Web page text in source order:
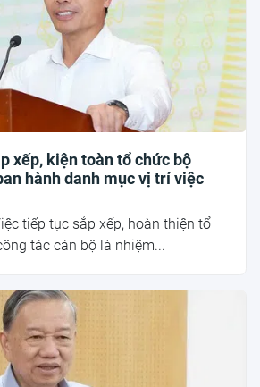
xếp, kiện toàn tổ chức bộ
hành danh mục vị trí việc
tiếp tục sắp xếp, hoàn thiện tổ
tác cán bộ là nhiệm...